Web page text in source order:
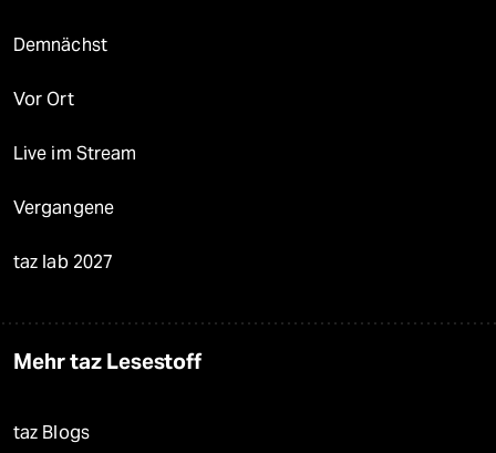
Demnächst
Vor Ort
Live im Stream
Vergangene
taz lab 2027
Mehr taz Lesestoff
taz Blogs